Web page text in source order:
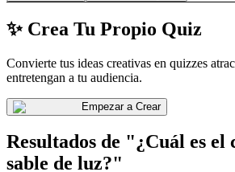
✨ Crea Tu Propio Quiz
Convierte tus ideas creativas en quizzes
entretengan a tu audiencia.
Empezar a Crear
Resultados de "¿Cuál es el
sable de luz?"